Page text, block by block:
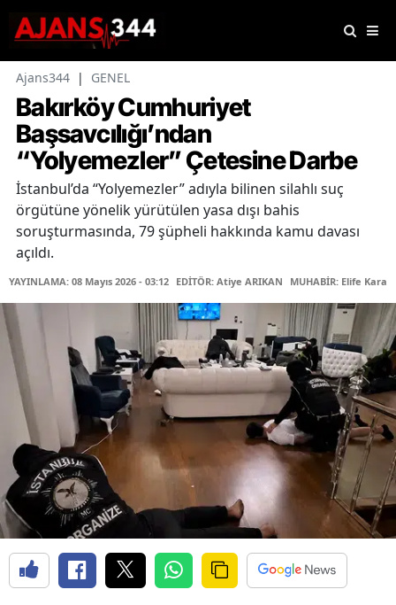
Ajans344 | GENEL
Bakırköy Cumhuriyet
Başsavcılığı’ndan
“Yolyemezler” Çetesine Darbe
İstanbul’da “Yolyemezler” adıyla bilinen silahlı suç
örgütüne yönelik yürütülen yasa dışı bahis
soruşturmasında, 79 şüpheli hakkında kamu davası
açıldı.
YAYINLAMA: 08 Mayıs 2026 - 03:12 EDİTÖR: Atiye ARIKAN MUHABİR: Elife